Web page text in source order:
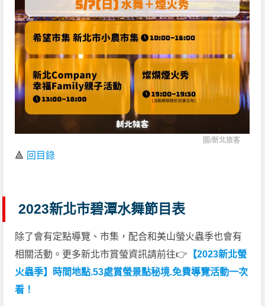
圖/新北旅客
🔺 回目錄
2023新北市碧潭水舞節目表
除了會有定點導覽、市集，配合和美山螢火蟲季也會有
相關活動。更多新北市賞螢資訊請前往👉 【2023新北螢
火蟲季】時間地點.53處賞螢景點秘境.免費導覽活動一次
看！